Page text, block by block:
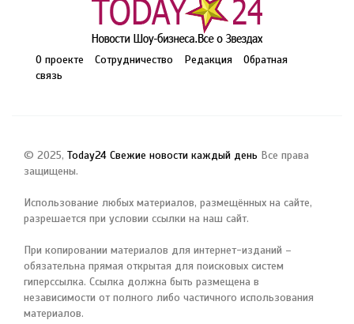
О проекте Сотрудничество Редакция
Обратная
связь
© 2025, Today24 Свежие новости каждый день Все права
защищены.
Использование любых материалов, размещённых на сайте,
разрешается при условии ссылки на наш сайт.
При копировании материалов для интернет-изданий –
обязательна прямая открытая для поисковых систем
гиперссылка. Ссылка должна быть размещена в
независимости от полного либо частичного использования
материалов.